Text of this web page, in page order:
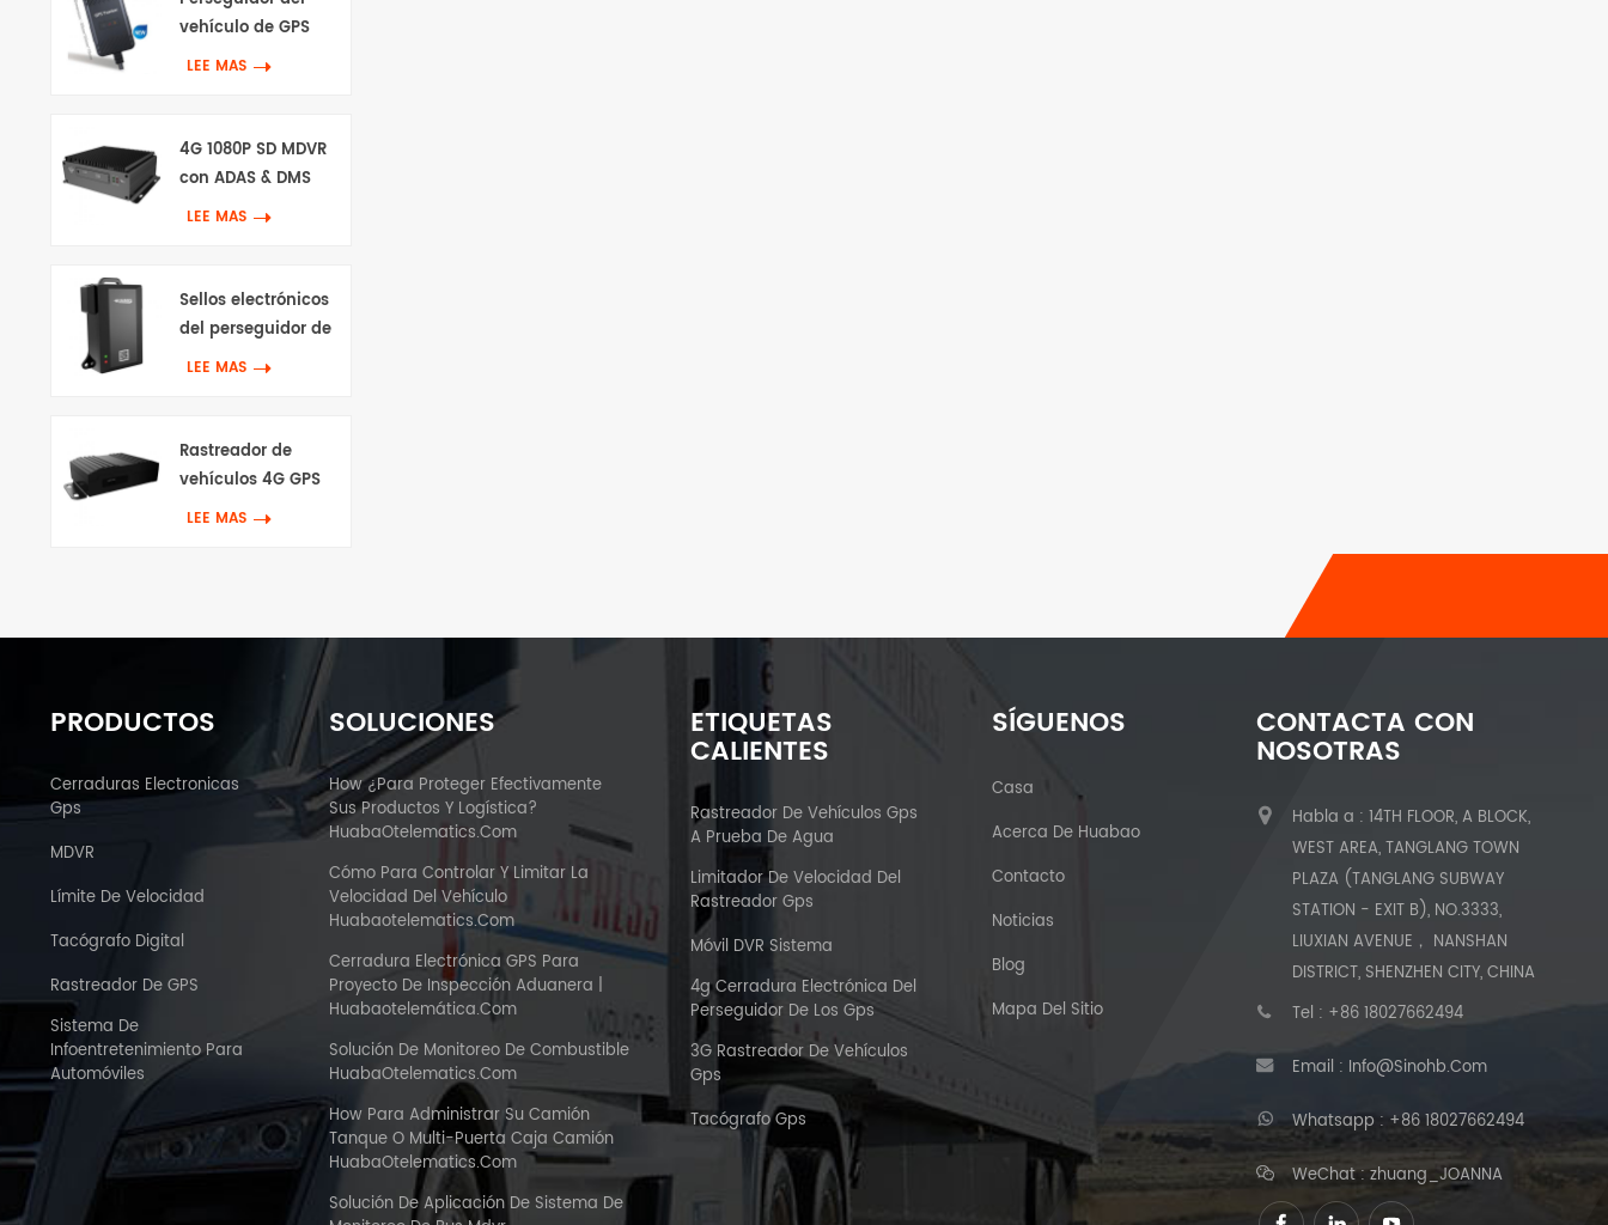
vehículo de GPS
impermeable 4G
LEE MAS
4G 1080P SD MDVR
con ADAS & DMS
LEE MAS
Sellos electrónicos
del perseguidor de
GPS 4G
LEE MAS
Rastreador de
vehículos 4G GPS
con Canbus & Wifi
LEE MAS
PRODUCTOS
Cerraduras Electronicas
Gps
MDVR
Límite De Velocidad
Tacógrafo Digital
Rastreador De GPS
Sistema De
Infoentretenimiento Para
Automóviles
SOLUCIONES
How ¿Para Proteger Efectivamente
Sus Productos Y Logística?
HuabaOtelematics.com
Cómo Para Controlar Y Limitar La
Velocidad Del Vehículo
Huabaotelematics.com
Cerradura Electrónica GPS Para
Proyecto De Inspección Aduanera |
Huabaotelemática.com
Solución De Monitoreo De Combustible
HuabaOtelematics.com
How Para Administrar Su Camión
Tanque O Multi-Puerta Caja Camión
HuabaOtelematics.com
Solución De Aplicación De Sistema De
ETIQUETAS
CALIENTES
Rastreador De Vehículos Gps
A Prueba De Agua
Limitador De Velocidad Del
Rastreador Gps
Móvil DVR Sistema
4g Cerradura Electrónica Del
Perseguidor De Los Gps
3G Rastreador De Vehículos
Gps
Tacógrafo Gps
SÍGUENOS
Casa
Acerca De Huabao
Contacto
Noticias
Blog
Mapa Del Sitio
CONTACTA CON
NOSOTRAS
Habla a : 14TH FLOOR, A BLOCK,
WEST AREA, TANGLANG TOWN
PLAZA (TANGLANG SUBWAY
STATION - EXIT B), NO.3333,
LIUXIAN AVENUE， NANSHAN
DISTRICT, SHENZHEN CITY, CHINA
Tel : +86 18027662494
Email : Info@sinohb.com
Whatsapp : +86 18027662494
WeChat : zhuang_JOANNA